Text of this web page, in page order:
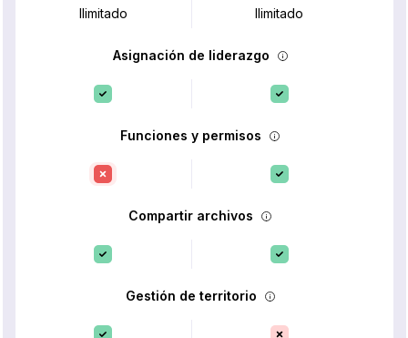
Ilimitado Ilimitado
Asignación de liderazgo
Funciones y permisos
Compartir archivos
Gestión de territorio